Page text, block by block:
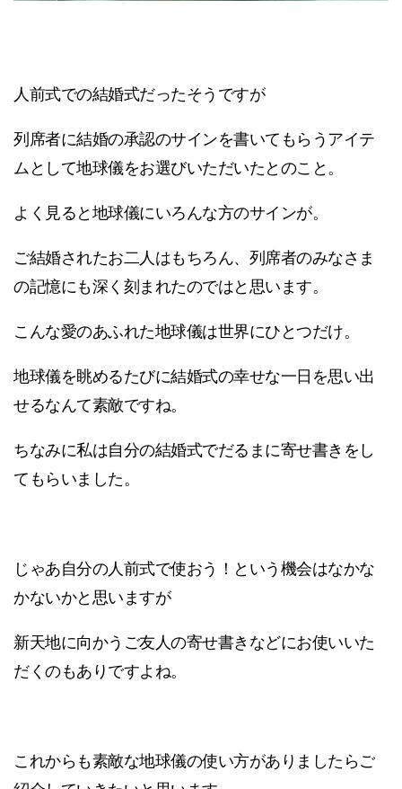
人前式での結婚式だったそうですが
列席者に結婚の承認のサインを書いてもらうアイテ
ムとして地球儀をお選びいただいたとのこと。
よく見ると地球儀にいろんな方のサインが。
ご結婚されたお二人はもちろん、列席者のみなさま
の記憶にも深く刻まれたのではと思います。
こんな愛のあふれた地球儀は世界にひとつだけ。
地球儀を眺めるたびに結婚式の幸せな一日を思い出
せるなんて素敵ですね。
ちなみに私は自分の結婚式でだるまに寄せ書きをし
てもらいました。
じゃあ自分の人前式で使おう！という機会はなかな
かないかと思いますが
新天地に向かうご友人の寄せ書きなどにお使いいた
だくのもありですよね。
これからも素敵な地球儀の使い方がありましたらご